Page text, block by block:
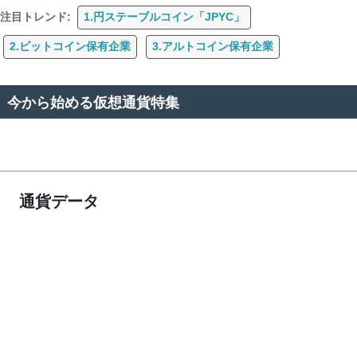
注目トレンド: 1.円ステーブルコイン「JPYC」
2.ビットコイン保有企業 3.アルトコイン保有企業
今から始める仮想通貨特集
通貨データ